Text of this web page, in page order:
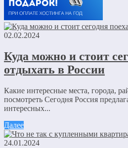
02.02.2024
Куда можно и стоит
отдыхать в России
Какие интересные места, города,
посмотреть Сегодня Россия
интересных...
Далее
24.01.2024